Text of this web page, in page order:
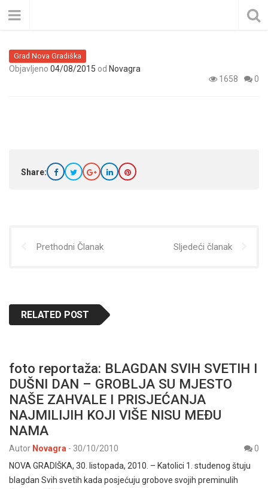
Grad Nova Gradiška
Objavljeno 04/08/2015 od Novagra
1658
0
Share:
Prethodni Članak Sljedeći članak
RELATED POST
foto reportaža: BLAGDAN SVIH SVETIH I
DUŠNI DAN – GROBLJA SU MJESTO
NAŠE ZAHVALE I PRISJEĆANJA
NAJMILIJIH KOJI VIŠE NISU MEĐU
NAMA
Autor Novagra - 30/10/2010
0
NOVA GRADIŠKA, 30. listopada, 2010. – Katolici 1. studenog štuju
blagdan Svih svetih kada posjećuju grobove svojih preminulih